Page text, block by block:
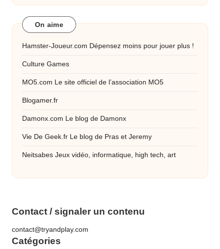
On aime
Hamster-Joueur.com Dépensez moins pour jouer plus !
Culture Games
MO5.com Le site officiel de l’association MO5
Blogamer.fr
Damonx.com Le blog de Damonx
Vie De Geek.fr Le blog de Pras et Jeremy
Neitsabes Jeux vidéo, informatique, high tech, art
Contact / signaler un contenu
contact@tryandplay.com
Catégories